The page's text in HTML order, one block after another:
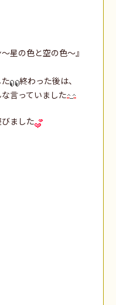
星の色と空の色～』
終わった後は、
言っていました
ました